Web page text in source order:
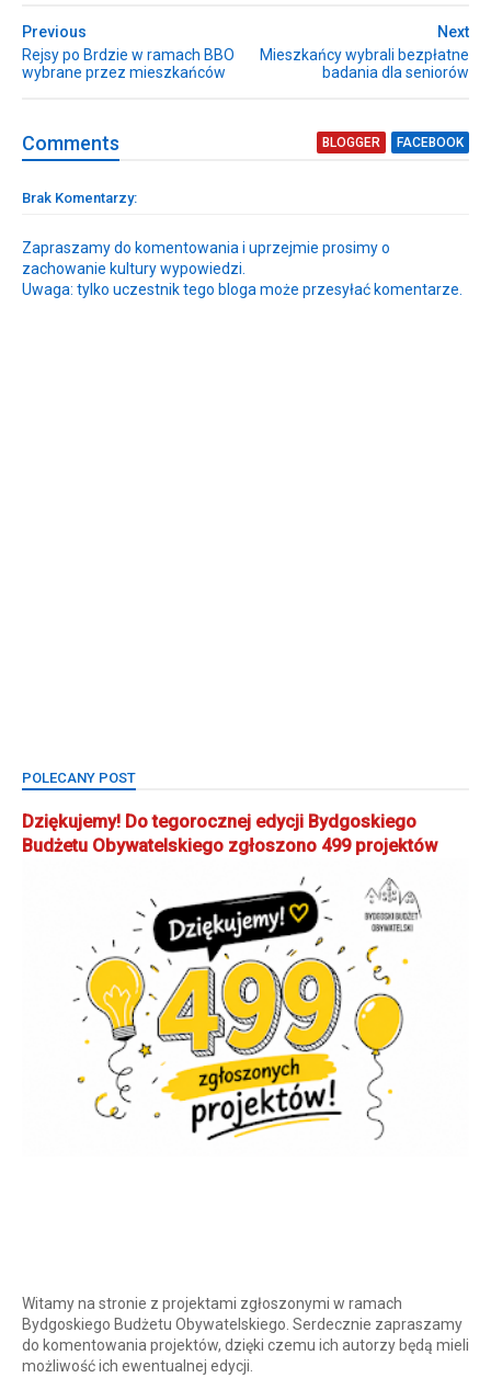
Next
Mieszkańcy wybrali bezpłatne
badania dla seniorów
Previous
Rejsy po Brdzie w ramach BBO
wybrane przez mieszkańców
Comments BLOGGER FACEBOOK
Brak Komentarzy:
Zapraszamy do komentowania i uprzejmie prosimy o
zachowanie kultury wypowiedzi.
Uwaga: tylko uczestnik tego bloga może przesyłać komentarze.
POLECANY POST
Dziękujemy! Do tegorocznej edycji Bydgoskiego
Budżetu Obywatelskiego zgłoszono 499 projektów
Witamy na stronie z projektami zgłoszonymi w ramach
Bydgoskiego Budżetu Obywatelskiego. Serdecznie zapraszamy
do komentowania projektów, dzięki czemu ich autorzy będą mieli
możliwość ich ewentualnej edycji.